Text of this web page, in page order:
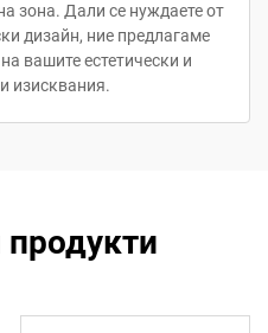
зона. Дали се нуждаете от
дизайн, ние предлагаме
вашите естетически и
изисквания.